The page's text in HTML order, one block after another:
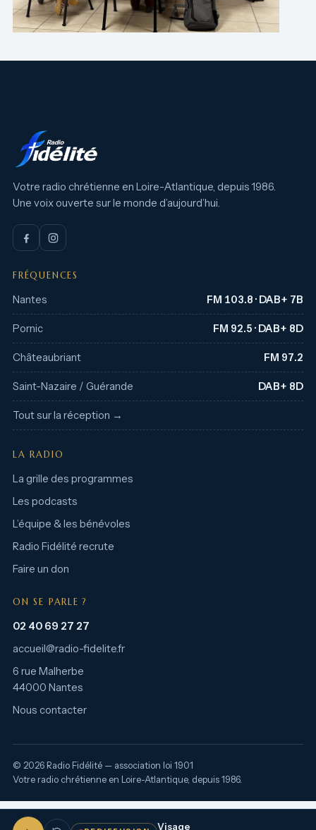
Votre radio chrétienne en Loire-Atlantique, depuis 1986.
Une voix ouverte sur le monde d’aujourd’hui.
FRÉQUENCES
Nantes FM 103.8 · DAB+ 7B
Pornic FM 92.5 · DAB+ 8D
Châteaubriant FM 97.2
Saint-Nazaire / Guérande DAB+ 8D
Tout sur la réception →
LA RADIO
La grille des programmes
Les podcasts
L’équipe & les bénévoles
Radio Fidélité recrute
Faire un don
ON SE PARLE ?
02 40 69 27 27
accueil@radio-fidelite.fr
6 rue Malherbe
44000 Nantes
Nous contacter
© 2026 Radio Fidélité — association loi 1901
Votre radio chrétienne en Loire-Atlantique, depuis 1986.
Visage